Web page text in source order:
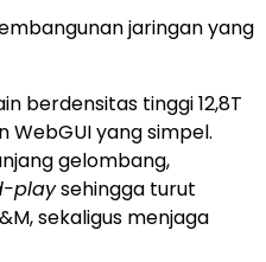
jaringan yang
berdensitas tinggi 12,8T
yang simpel.
gelombang,
playsehingga turut
sekaligus menjaga